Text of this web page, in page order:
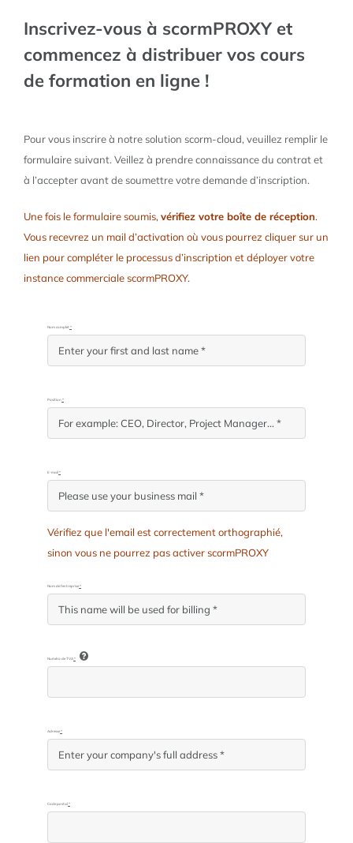
ESSAYEZ-LE
Inscrivez-vous à scormPROXY et
commencez à distribuer vos cours
de formation en ligne !
Pour vous inscrire à notre solution scorm-cloud, veuillez remplir le
formulaire suivant. Veillez à prendre connaissance du contrat et
à l’accepter avant de soumettre votre demande d’inscription.
Une fois le formulaire soumis, vérifiez votre boîte de réception.
Vous recevrez un mail d’activation où vous pourrez cliquer sur un
lien pour compléter le processus d’inscription et déployer votre
instance commerciale scormPROXY.
Nom complet *
Position*
E-mail*
Vérifiez que l'email est correctement orthographié,
sinon vous ne pourrez pas activer scormPROXY
Nom de l'entreprise*
Numéro de TVA*
Adresse*
Code postal*